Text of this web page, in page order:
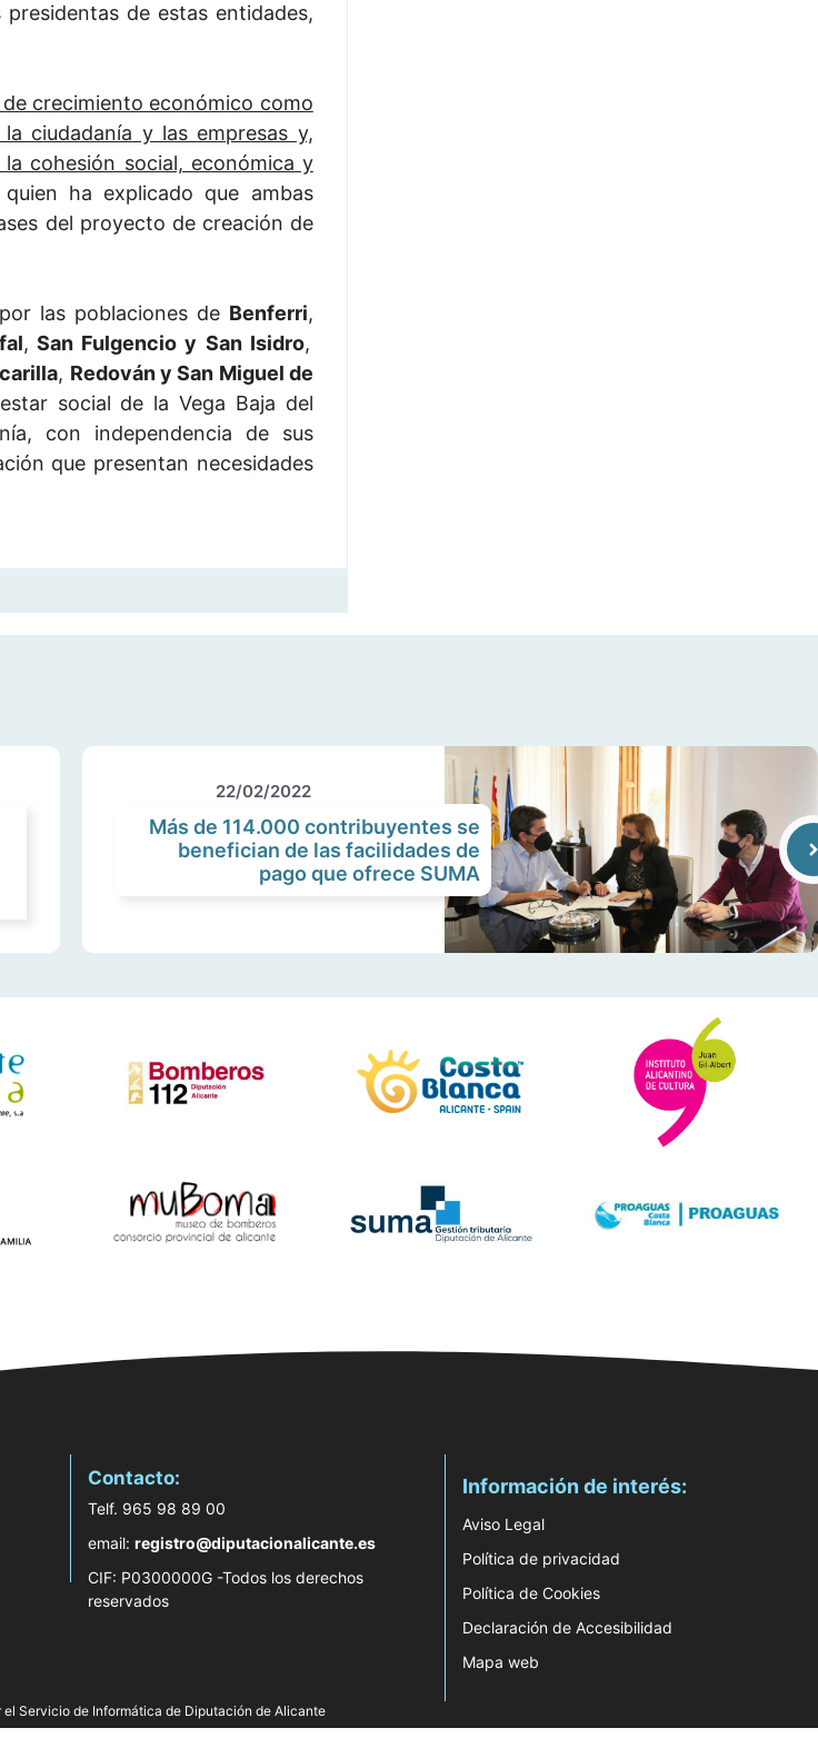
de estas entidades,
crecimiento económico como
ciudadanía y las empresas y,
cohesión social, económica y
ha explicado que ambas
del proyecto de creación de
las poblaciones de Benferri,
, San Fulgencio y San Isidro,
, Redován y San Miguel de
social de la Vega Baja del
con independencia de sus
que presentan necesidades
22/02/2022
Más de 114.000 contribuyentes se
benefician de las facilidades de
pago que ofrece SUMA
Contacto:
Telf. 965 98 89 00
email: registro@diputacionalicante.es
CIF: P0300000G -Todos los derechos
reservados
Información de interés:
Aviso Legal
Política de privacidad
Política de Cookies
Declaración de Accesibilidad
Mapa web
Servicio de Informática de Diputación de Alicante